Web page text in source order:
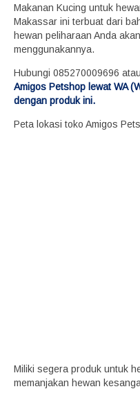
Makanan Kucing untuk
Makassar ini terbuat dari
hewan peliharaan Anda
menggunakannya.
Hubungi 085270009696 atau
Amigos Petshop lewat WA
dengan produk ini.
Peta lokasi toko Amigos
Miliki segera produk untuk
memanjakan hewan